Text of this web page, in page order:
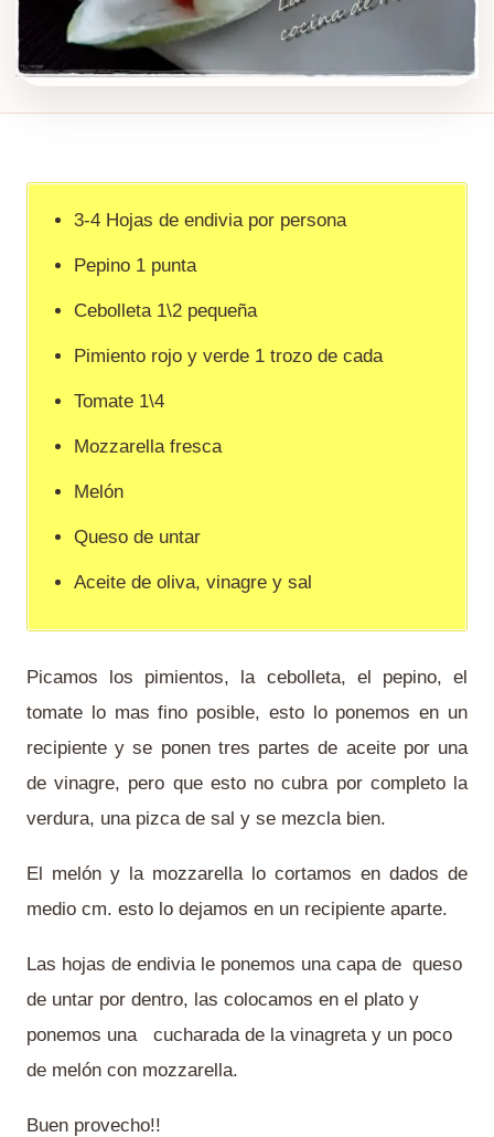
3-4 Hojas de endivia por persona
Pepino 1 punta
Cebolleta 1\2 pequeña
Pimiento rojo y verde 1 trozo de cada
Tomate 1\4
Mozzarella fresca
Melón
Queso de untar
Aceite de oliva, vinagre y sal
Picamos los pimientos, la cebolleta, el pepino, el
tomate lo mas fino posible, esto lo ponemos en un
recipiente y se ponen tres partes de aceite por una
de vinagre, pero que esto no cubra por completo la
verdura, una pizca de sal y se mezcla bien.
El melón y la mozzarella lo cortamos en dados de
medio cm. esto lo dejamos en un recipiente aparte.
Las hojas de endivia le ponemos una capa de queso
de untar por dentro, las colocamos en el plato y
ponemos una cucharada de la vinagreta y un poco
de melón con mozzarella.
Buen provecho!!